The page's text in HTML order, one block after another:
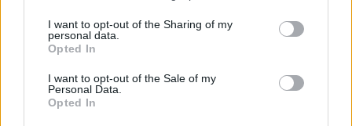
I want to opt-out of the Sharing of my
personal data.
Opted In
I want to opt-out of the Sale of my
Personal Data.
Opted In
kommunikálta, hogy ennek ellenére az eredeti időpontban
elkezdődnek a tárgyalások, de volt ezzel kapcsolatban...
KEDVES OLVASÓNK!